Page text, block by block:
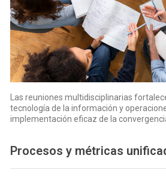
Las reuniones multidisciplinarias
tecnología de la información y
implementación eficaz de la
Procesos y métricas